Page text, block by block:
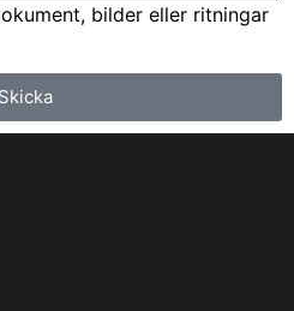
bilder eller ritningar
Skicka